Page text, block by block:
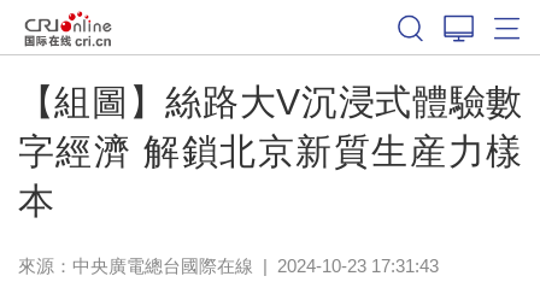
【組圖】絲路大V沉浸式體驗數
字經濟 解鎖北京新質生産力樣
本
來源：中央廣電總台國際在線 | 2024-10-23 17:31:43